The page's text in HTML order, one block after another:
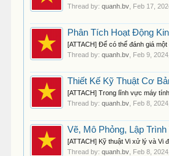
Thread by:quanh.bv Feb 17,
Phân Tích Hoạt Động
[ATTACH] Để có thể đánh giá
Thread by:quanh.bv Feb 9, 2024
Thiết Kế Kỹ Thuật Cơ
[ATTACH] Trong lĩnh vực máy
Thread by:quanh.bv Feb 8, 2024
Vẽ, Mô Phỏng, Lập
[ATTACH] Kỹ thuật Vi xử lý và Vi
Thread by:quanh.bv Feb 8, 2024